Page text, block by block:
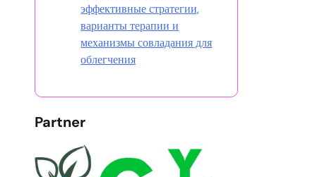
эффективные стратегии,
варианты терапии и
механизмы совладания для
облегчения
Partner